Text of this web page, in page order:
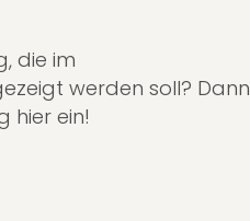
die im
werden soll? Dann
hier ein!